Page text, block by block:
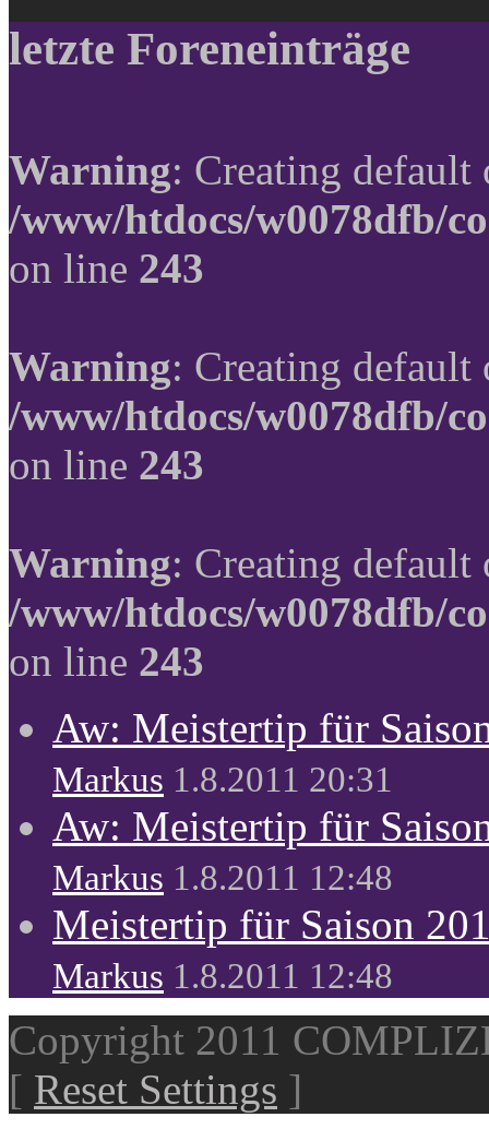
letzte Foreneinträge
Warning: Creating
/www/htdocs/w0078dfb/
on line 243
Warning: Creating
/www/htdocs/w0078dfb/
on line 243
Warning: Creating
/www/htdocs/w0078dfb/
on line 243
Aw: Meistertip für
Markus 1.8.2011 20:31
Aw: Meistertip für
Markus 1.8.2011 12:48
Meistertip für Saison
Markus 1.8.2011 12:48
Copyright 2011
[ Reset Settings ]